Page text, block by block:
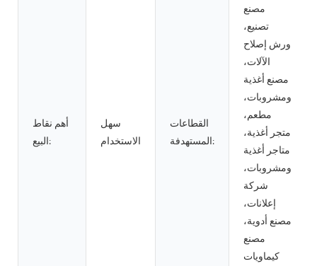
أهم نقاط
البيع:
سهل
الاستخدام
القطاعات
المستهدفة:
مصنع
تصنيع،
ورش إصلاح
الآلات،
مصنع أغذية
ومشروبات،
مطعم،
متجر أغذية،
متاجر أغذية
ومشروبات،
شركة
إعلانات،
مصنع أدوية،
مصنع
كيماويات